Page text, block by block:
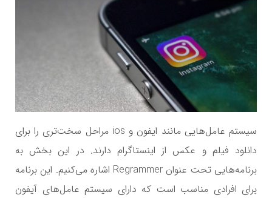
سیستم عامل‌هایی مانند ایفون و ios مراحل سخت‌تری را برای
دانلود فیلم و عکس از اینستاگرام دارند. در این بخش به
برنامه‌هایی تحت عنوان Regrammer اشاره می‌کنیم. این برنامه
برای افرادی مناسب است که دارای سیستم عامل‌های آیفون